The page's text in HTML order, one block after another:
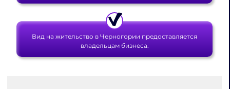
Вид на жительство в Черногории предоставляется
владельцам бизнеса.